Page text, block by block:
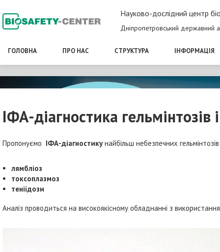
Науково-дослідний центр
Дніпропетровський державний
ГОЛОВНА ПРО НАС СТРУКТУРА ІНФОРМАЦІЯ
ІФА-діагностика гельмінтозів
Пропонуємо ІФА-діагностикунайбільш небезпечних
лямбліоз
токсоплазмоз
теніідози
Аналіз проводиться на високоякісному обладнанні з